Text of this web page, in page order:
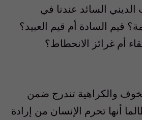
الديني السائد عندنا في
قيم السادة أم قيم العبيد؟
أم غرائز الانحطاط؟
والكراهية تندرج ضمن
أنها تحرم الإنسان من إرادة